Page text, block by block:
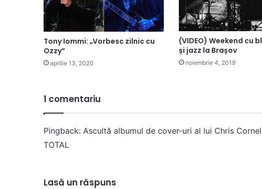
Tony Iommi: „Vorbesc zilnic cu
Ozzy”
aprilie 13, 2020
(VIDEO) Weekend cu
și jazz la Brașov
noiembrie 4, 2019
1 comentariu
Pingback: Ascultă albumul de cover-uri al lui Chris
TOTAL
Lasă un răspuns